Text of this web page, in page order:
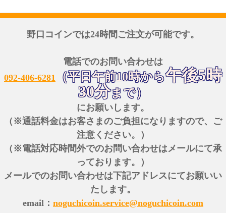
野口コインでは24時間ご注文が可能です。
電話でのお問い合わせは
092-406-6281
（平日午前10時から午後5時
30分まで）
にお願いします。
（※通話料金はお客さまのご負担になりますので、ご
注意ください。）
（※電話対応時間外でのお問い合わせはメールにて承
っております。）
メールでのお問い合わせは下記アドレスにてお願いい
たします。
email： noguchicoin.service@noguchicoin.com